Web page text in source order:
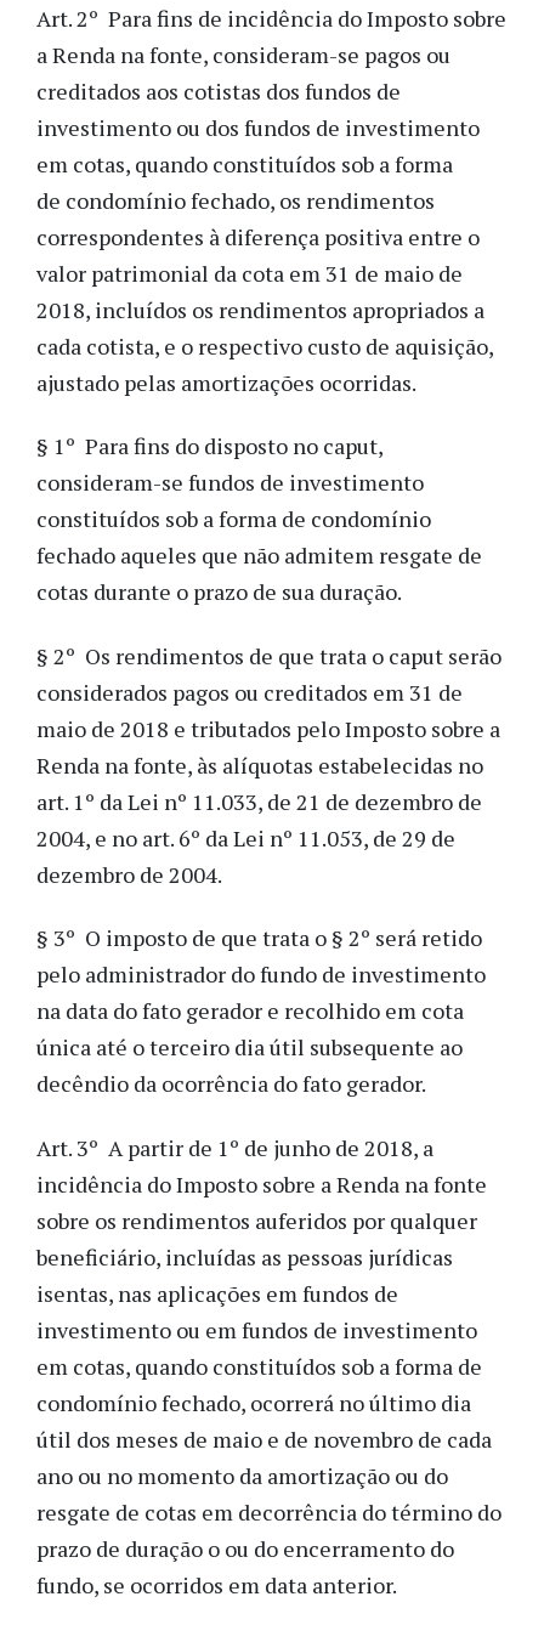
Art. 2º Para fins de incidência do Imposto sobre
a Renda na fonte, consideram-se pagos ou
creditados aos cotistas dos fundos de
investimento ou dos fundos de investimento
em cotas, quando constituídos sob a forma
de condomínio fechado, os rendimentos
correspondentes à diferença positiva entre o
valor patrimonial da cota em 31 de maio de
2018, incluídos os rendimentos apropriados a
cada cotista, e o respectivo custo de aquisição,
ajustado pelas amortizações ocorridas.
§ 1º Para fins do disposto no caput,
consideram-se fundos de investimento
constituídos sob a forma de condomínio
fechado aqueles que não admitem resgate de
cotas durante o prazo de sua duração.
§ 2º Os rendimentos de que trata o caput serão
considerados pagos ou creditados em 31 de
maio de 2018 e tributados pelo Imposto sobre a
Renda na fonte, às alíquotas estabelecidas no
art. 1º da Lei nº 11.033, de 21 de dezembro de
2004, e no art. 6º da Lei nº 11.053, de 29 de
dezembro de 2004.
§ 3º O imposto de que trata o § 2º será retido
pelo administrador do fundo de investimento
na data do fato gerador e recolhido em cota
única até o terceiro dia útil subsequente ao
decêndio da ocorrência do fato gerador.
Art. 3º A partir de 1º de junho de 2018, a
incidência do Imposto sobre a Renda na fonte
sobre os rendimentos auferidos por qualquer
beneficiário, incluídas as pessoas jurídicas
isentas, nas aplicações em fundos de
investimento ou em fundos de investimento
em cotas, quando constituídos sob a forma de
condomínio fechado, ocorrerá no último dia
útil dos meses de maio e de novembro de cada
ano ou no momento da amortização ou do
resgate de cotas em decorrência do término do
prazo de duração o ou do encerramento do
fundo, se ocorridos em data anterior.